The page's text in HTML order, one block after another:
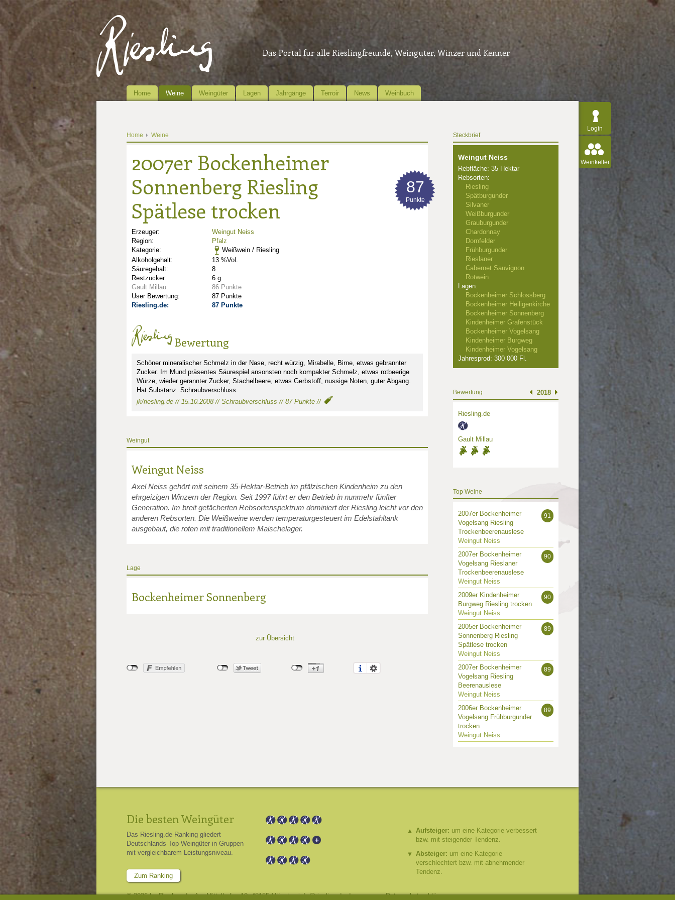
Das Portal für alle Rieslingfreunde, Weingüter, Winzer und Kenner
Home Weine Weingüter Lagen Jahrgänge Terroir News Weinbuch
Login
Weinkeller
Home Weine
2007er Bockenheimer
Sonnenberg Riesling
Spätlese trocken
Erzeuger:
Weingut Neiss
Region:
Pfalz
Kategorie:
Weißwein / Riesling
Alkoholgehalt:
13 %Vol.
Säuregehalt:
8
Restzucker:
6 g
Gault Millau:
86 Punkte
User Bewertung:
87 Punkte
Riesling.de:
87 Punkte
87
Punkte
Bewertung
Schöner mineralischer Schmelz in der Nase, recht würzig, Mirabelle, Birne, etwas gebrannter
Zucker. Im Mund präsentes Säurespiel ansonsten noch kompakter Schmelz, etwas rotbeerige
Würze, wieder gerannter Zucker, Stachelbeere, etwas Gerbstoff, nussige Noten, guter Abgang.
Hat Substanz. Schraubverschluss.
jk/riesling.de // 15.10.2008 // Schraubverschluss // 87 Punkte //
Weingut
Weingut Neiss
Axel Neiss gehört mit seinem 35-Hektar-Betrieb im pfälzischen Kindenheim zu den
ehrgeizigen Winzern der Region. Seit 1997 führt er den Betrieb in nunmehr fünfter
Generation. Im breit gefächerten Rebsortenspektrum dominiert der Riesling leicht vor den
anderen Rebsorten. Die Weißweine werden temperaturgesteuert im Edelstahltank
ausgebaut, die roten mit traditionellem Maischelager.
Lage
Bockenheimer Sonnenberg
zur Übersicht
Steckbrief
Weingut Neiss
Rebfläche: 35 Hektar
Rebsorten:
Riesling
Spätburgunder
Silvaner
Weißburgunder
Grauburgunder
Chardonnay
Dornfelder
Frühburgunder
Rieslaner
Cabernet Sauvignon
Rotwein
Lagen:
Bockenheimer Schlossberg
Bockenheimer Heiligenkirche
Bockenheimer Sonnenberg
Kindenheimer Grafenstück
Bockenheimer Vogelsang
Kindenheimer Burgweg
Kindenheimer Vogelsang
Jahresprod: 300 000 Fl.
Bewertung 2018
Riesling.de
Gault Millau
3
Punkte: 3Punkte: 3
Top Weine
91
2007er Bockenheimer
Vogelsang Riesling
Trockenbeerenauslese
Weingut Neiss
90
2007er Bockenheimer
Vogelsang Rieslaner
Trockenbeerenauslese
Weingut Neiss
90
2009er Kindenheimer
Burgweg Riesling trocken
Weingut Neiss
89
2005er Bockenheimer
Sonnenberg Riesling
Spätlese trocken
Weingut Neiss
89
2007er Bockenheimer
Vogelsang Riesling
Beerenauslese
Weingut Neiss
89
2006er Bockenheimer
Vogelsang Frühburgunder
trocken
Weingut Neiss
Die besten Weingüter
Das Riesling.de-Ranking gliedert
Deutschlands Top-Weingüter in Gruppen
mit vergleichbarem Leistungsniveau.
Zum Ranking
Aufsteiger: um eine Kategorie verbessert
bzw. mit steigender Tendenz.
Absteiger: um eine Kategorie
verschlechtert bzw. mit abnehmender
Tendenz.
© 2026 by Riesling.de, Am Mittelhafen 10, 48155 Münster,info@riesling.de,Impressum,Datenschutzerklärung